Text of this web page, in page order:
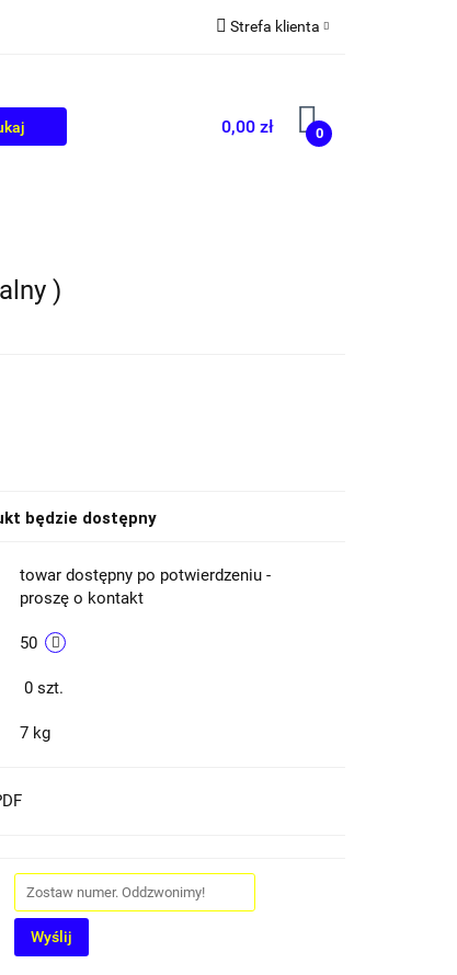
Strefa klienta
Zarejestruj się
Dodaj zgłoszenie
0,00 zł 0
)
będzie dostępny
towar dostępny po potwierdzeniu -
proszę o kontakt
50
0 szt.
7 kg
Wyślij